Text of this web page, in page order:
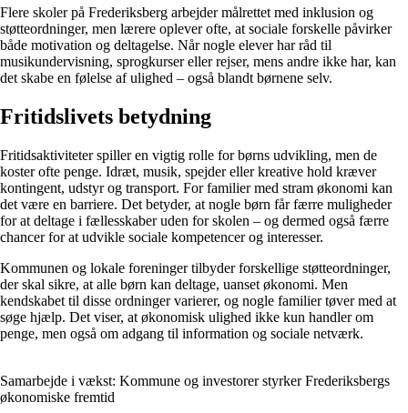
Flere skoler på Frederiksberg arbejder målrettet med inklusion og
støtteordninger, men lærere oplever ofte, at sociale forskelle påvirker
både motivation og deltagelse. Når nogle elever har råd til
musikundervisning, sprogkurser eller rejser, mens andre ikke har, kan
det skabe en følelse af ulighed – også blandt børnene selv.
Fritidslivets betydning
Fritidsaktiviteter spiller en vigtig rolle for børns udvikling, men de
koster ofte penge. Idræt, musik, spejder eller kreative hold kræver
kontingent, udstyr og transport. For familier med stram økonomi kan
det være en barriere. Det betyder, at nogle børn får færre muligheder
for at deltage i fællesskaber uden for skolen – og dermed også færre
chancer for at udvikle sociale kompetencer og interesser.
Kommunen og lokale foreninger tilbyder forskellige støtteordninger,
der skal sikre, at alle børn kan deltage, uanset økonomi. Men
kendskabet til disse ordninger varierer, og nogle familier tøver med at
søge hjælp. Det viser, at økonomisk ulighed ikke kun handler om
penge, men også om adgang til information og sociale netværk.
Samarbejde i vækst: Kommune og investorer styrker Frederiksbergs
økonomiske fremtid